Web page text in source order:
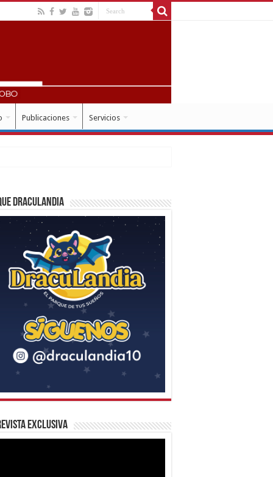
Publicaciones Servicios
Draculandia
Exclusiva